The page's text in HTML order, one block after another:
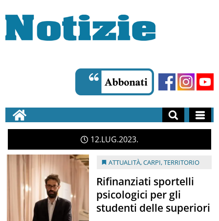
12 LUG 2023
ATTUALITÀ,CARPI,TERRITORIO
Rifinanziati sportelli
psicologici per gli
studenti delle superiori